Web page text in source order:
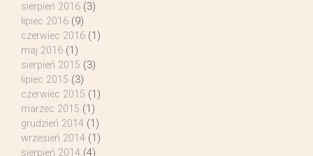
sierpień 2016 (3)
lipiec 2016 (9)
czerwiec 2016 (1)
maj 2016 (1)
sierpień 2015 (3)
lipiec 2015 (3)
czerwiec 2015 (1)
marzec 2015 (1)
grudzień 2014 (1)
wrzesień 2014 (1)
sierpień 2014 (4)